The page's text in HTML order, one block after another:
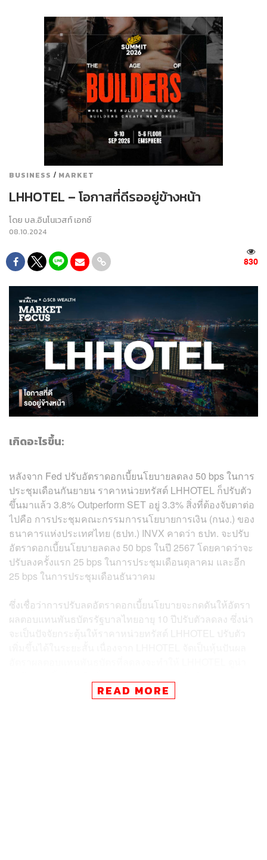
BUSINESS / MARKET
LHHOTEL – โอกาสที่ดีรออยู่ข้างหน้า
โดย บล.อินโนเวสท์ เอกซ์
08.10.2024
830
เกิดอะไรขึ้น:
หลังจาก Fed ปรับอัตราดอกเบี้ยนโยบายลดลง 50 bps ในการ
ประชุมเดือนกันยายน ราคาหน่วยทรัสต์ LHHOTEL ก็ปรับตัว
ขึ้นมาแล้ว 3.8% Outperform SET อยู่ 3.3% สิ่งที่ต้องจับตาต่อ
ไปคือ การประชุมคณะกรรมการนโยบายการเงิน (กนง.) ของ
ธนาคารแห่งประเทศไทย (ธปท.) INVX คาดว่า ธปท. จะปรับ
อัตราดอกเบี้ยนโยบายลดลง 50 bps ในปี 2567 โดยคาดว่าจะ
ปรับลงครั้งแรก 25 bps ในการประชุมเดือนตุลาคม และอีก
25 bps ในการประชุมเดือนธันวาคม
ซึ่งเชื่อว่าการปรับลดอัตราดอกเบี้ยนโยบายจะกดดันให้อัตรา
ผลตอบแทนพันธบัตรรัฐบาลไทยอายุ 10 ปีปรับตัวลดลง ซึ่งน่า
จะเป็นปัจจัยกระตุ้นให้ราคาหน่วยทรัสต์ LHHOTEL ปรับตัว
ปรับตัวขึ้นได้ดีเมื่ออัตราผลตอบแทนพันธบัตรปรับตัวลดลง
READ MORE